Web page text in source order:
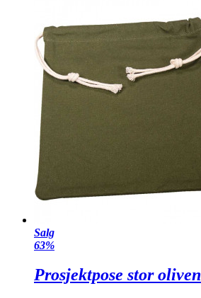
Salg
63%
Prosjektpose stor oliven